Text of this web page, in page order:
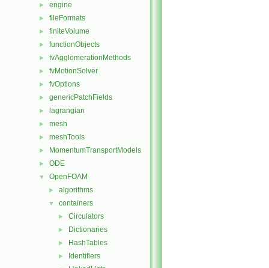
► engine
► fileFormats
► finiteVolume
► functionObjects
► fvAgglomerationMethods
► fvMotionSolver
► fvOptions
► genericPatchFields
► lagrangian
► mesh
► meshTools
► MomentumTransportModels
► ODE
▼ OpenFOAM
► algorithms
▼ containers
► Circulators
► Dictionaries
► HashTables
► Identifiers